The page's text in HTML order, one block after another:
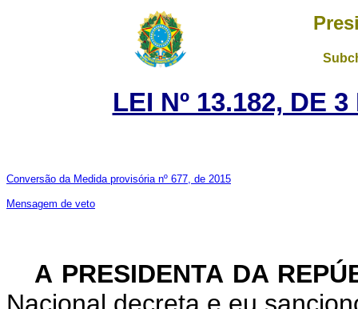
LEI Nº 13.182, DE
Conversão da Medida provisória nº 677, de 2015
Mensagem de veto
A PRESIDENTA DA